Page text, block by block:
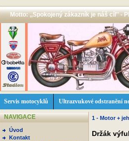
Motto: ,,Spokojený zákazník je náš cíl'' -
Servis motocyklů Ultrazvukové odstranění
NAVIGACE
Úvod
Kontakt
1 - Motor +
Držák